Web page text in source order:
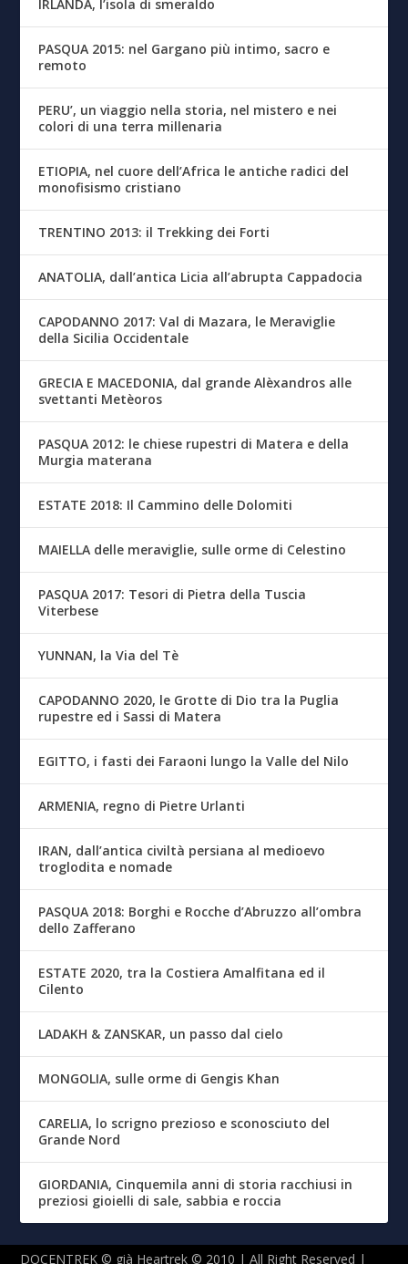
IRLANDA, l’isola di smeraldo
PASQUA 2015: nel Gargano più intimo, sacro e
remoto
PERU’, un viaggio nella storia, nel mistero e nei
colori di una terra millenaria
ETIOPIA, nel cuore dell’Africa le antiche radici del
monofisismo cristiano
TRENTINO 2013: il Trekking dei Forti
ANATOLIA, dall’antica Licia all’abrupta Cappadocia
CAPODANNO 2017: Val di Mazara, le Meraviglie
della Sicilia Occidentale
GRECIA E MACEDONIA, dal grande Alèxandros alle
svettanti Metèoros
PASQUA 2012: le chiese rupestri di Matera e della
Murgia materana
ESTATE 2018: Il Cammino delle Dolomiti
MAIELLA delle meraviglie, sulle orme di Celestino
PASQUA 2017: Tesori di Pietra della Tuscia
Viterbese
YUNNAN, la Via del Tè
CAPODANNO 2020, le Grotte di Dio tra la Puglia
rupestre ed i Sassi di Matera
EGITTO, i fasti dei Faraoni lungo la Valle del Nilo
ARMENIA, regno di Pietre Urlanti
IRAN, dall’antica civiltà persiana al medioevo
troglodita e nomade
PASQUA 2018: Borghi e Rocche d’Abruzzo all’ombra
dello Zafferano
ESTATE 2020, tra la Costiera Amalfitana ed il
Cilento
LADAKH & ZANSKAR, un passo dal cielo
MONGOLIA, sulle orme di Gengis Khan
CARELIA, lo scrigno prezioso e sconosciuto del
Grande Nord
GIORDANIA, Cinquemila anni di storia racchiusi in
preziosi gioielli di sale, sabbia e roccia
DOCENTREK © già Heartrek © 2010 | All Right Reserved |